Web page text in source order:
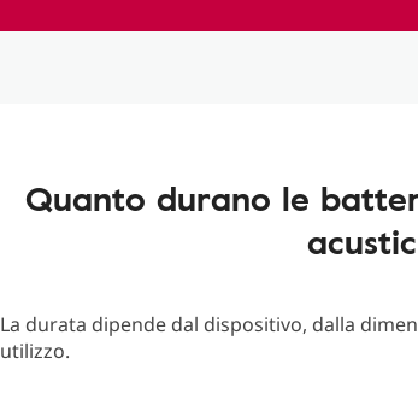
Quanto durano le
La durata dipende dal dispositivo, dalla
utilizzo.